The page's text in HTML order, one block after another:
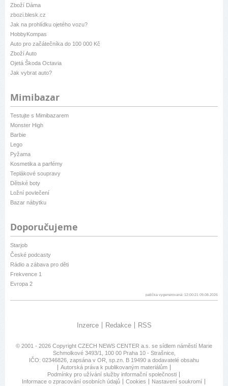
Zboží Dáma
zbozi.blesk.cz
Jak na prohlídku ojetého vozu?
HobbyKompas
Auto pro začátečníka do 100 000 Kč
Zboží Auto
Ojetá Škoda Octavia
Jak vybrat auto?
Mimibazar
Testujte s Mimibazarem
Monster High
Barbie
Lego
Pyžama
Kosmetika a parfémy
Teplákové soupravy
Dětské boty
Ložní povlečení
Bazar nábytku
Doporučujeme
Starjob
České podcasty
Rádio a zábava pro děti
Frekvence 1
Evropa 2
patička vygenerovaná: 12:00:21 09.08.2026
Inzerce Redakce RSS
© 2001 - 2026 Copyright CZECH NEWS CENTER a.s. se sídlem náměstí Marie
Schmolkové 3493/1, 100 00 Praha 10 - Strašnice,
IČO: 02346826, zapsána v OR, sp.zn. B 19490 a dodavatelé obsahu
Autorská práva k publikovaným materiálům
Podmínky pro užívání služby informační společnosti
Informace o zpracování osobních údajů
Cookies
Nastavení soukromí